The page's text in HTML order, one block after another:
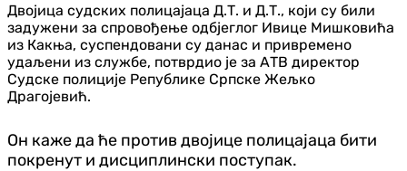
Двојица судских полицајаца Д.Т. и Д.Т., који су били
задужени за спровођење одбјеглог Ивице Мишковића
из Какња, суспендовани су данас и привремено
удаљени из службе, потврдио је за АТВ директор
Судске полиције Републике Српске Жељко
Драгојевић.
Он каже да ће против двојице полицајаца бити
покренут и дисциплински поступак.